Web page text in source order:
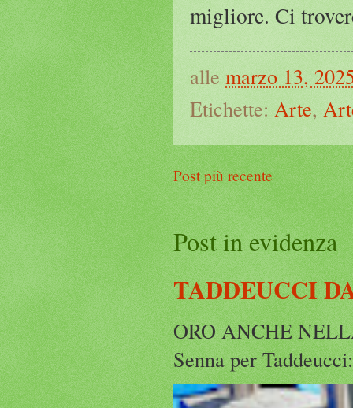
migliore. Ci
alle marzo 13,
Etichette: Arte,
Post più recente
Post in evidenza
TADDEUCCI
ORO ANCHE
Senna per